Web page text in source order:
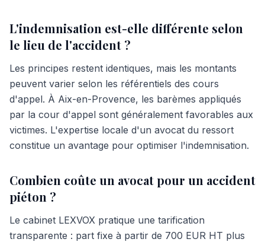
L'indemnisation est-elle différente selon
le lieu de l'accident ?
Les principes restent identiques, mais les montants
peuvent varier selon les référentiels des cours
d'appel. À Aix-en-Provence, les barèmes appliqués
par la cour d'appel sont généralement favorables aux
victimes. L'expertise locale d'un avocat du ressort
constitue un avantage pour optimiser l'indemnisation.
Combien coûte un avocat pour un accident
piéton ?
Le cabinet LEXVOX pratique une tarification
transparente : part fixe à partir de 700 EUR HT plus